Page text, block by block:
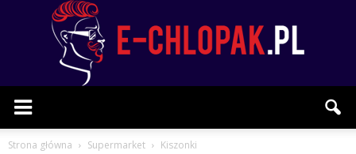
Strona główna Supermarket Kiszonki